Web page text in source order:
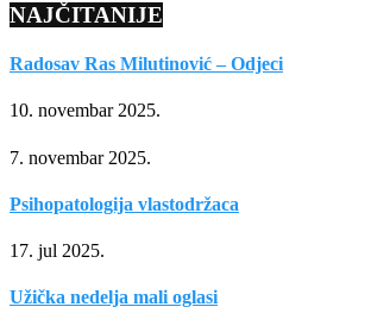
NAJČITANIJE
Radosav Ras Milutinović – Odjeci
10. novembar 2025.
7. novembar 2025.
Psihopatologija vlastodržaca
17. jul 2025.
Užička nedelja mali oglasi